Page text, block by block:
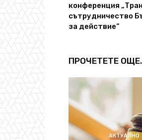
конференция
сътрудничество
за действие“
ПРОЧЕТЕТЕ
АКТУАЛНО